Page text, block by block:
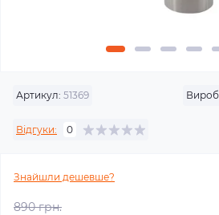
Артикул: 51369
Відгуки: 0
Знайшли дешевше?
890 грн.